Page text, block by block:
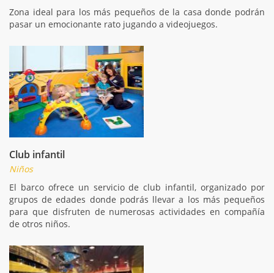
Zona ideal para los más pequeños de la casa donde podrán
pasar un emocionante rato jugando a videojuegos.
Club infantil
Niños
El barco ofrece un servicio de club infantil, organizado por
grupos de edades donde podrás llevar a los más pequeños
para que disfruten de numerosas actividades en compañía
de otros niños.